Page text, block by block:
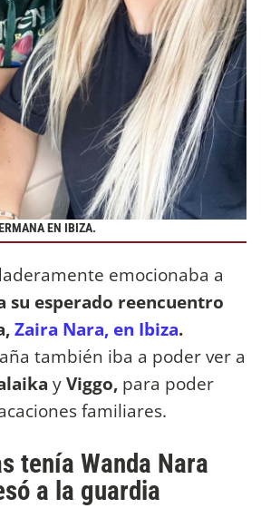
EN IBIZA.
emocionaba a
su esperado reencuentro
Zaira Nara, en Ibiza.
también iba a poder ver a
yViggo, para poder
familiares.
tenía Wanda Nara
a la guardia